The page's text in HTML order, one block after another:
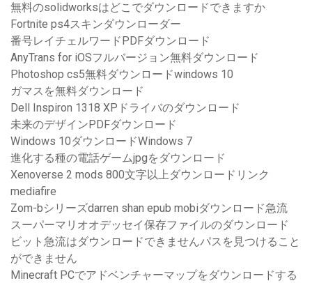
無料のsolidworksはどこでダウンロードできますか
Fortnite ps4スキンダウンローダー
番号レイチェルワードPDFダウンロード
AnyTrans for iOSフルバージョン無料ダウンロード
Photoshop cs5無料ダウンロードwindows 10
ガマスを無料ダウンロード
Dell Inspiron 1318 XPドライバのダウンロード
未来のデザインPDFダウンロード
Windows 10ダウンロードWindows 7
進化する種の電話ゲームjpgをダウンロード
Xenoverse 2 mods 800文字以上ダウンロードリンク
mediafire
Zom-bシリーズdarren shan epub mobiダウンロード急流
スーパーマリオオデッセイ保存ファイルのダウンロード
ビット急流はダウンロードできませんパスを見つけること
ができません
Minecraft PCでアドベンチャーマップをダウンロードする